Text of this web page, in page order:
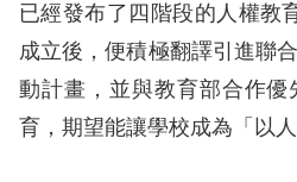
人
權
業
務
已經發布了四階段的人權教
成立後，便積極翻譯引進聯
動計畫，並與教育部合作
育，期望能讓學校成為「以